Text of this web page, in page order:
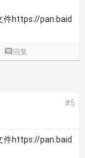
件https://pan.baid
 回复
#5
件https://pan.baid